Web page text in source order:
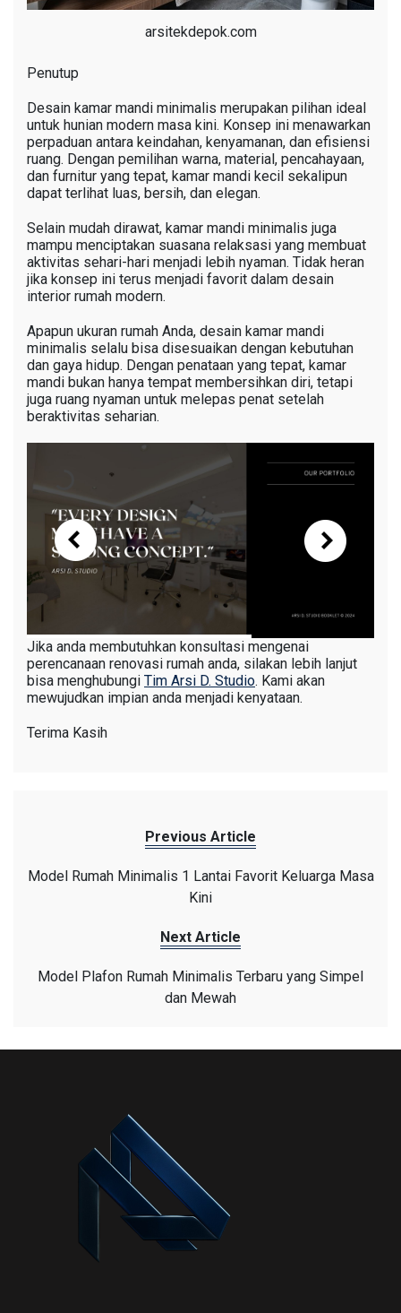
arsitekdepok.com
Penutup
Desain kamar mandi minimalis merupakan pilihan ideal
untuk hunian modern masa kini. Konsep ini menawarkan
perpaduan antara keindahan, kenyamanan, dan efisiensi
ruang. Dengan pemilihan warna, material, pencahayaan,
dan furnitur yang tepat, kamar mandi kecil sekalipun
dapat terlihat luas, bersih, dan elegan.
Selain mudah dirawat, kamar mandi minimalis juga
mampu menciptakan suasana relaksasi yang membuat
aktivitas sehari-hari menjadi lebih nyaman. Tidak heran
jika konsep ini terus menjadi favorit dalam desain
interior rumah modern.
Apapun ukuran rumah Anda, desain kamar mandi
minimalis selalu bisa disesuaikan dengan kebutuhan
dan gaya hidup. Dengan penataan yang tepat, kamar
mandi bukan hanya tempat membersihkan diri, tetapi
juga ruang nyaman untuk melepas penat setelah
beraktivitas seharian.
Jika anda membutuhkan konsultasi mengenai
perencanaan renovasi rumah anda, silakan lebih lanjut
bisa menghubungi Tim Arsi D. Studio. Kami akan
mewujudkan impian anda menjadi kenyataan.
Terima Kasih
Previous Article
Model Rumah Minimalis 1 Lantai Favorit Keluarga Masa
Kini
Next Article
Model Plafon Rumah Minimalis Terbaru yang Simpel
dan Mewah